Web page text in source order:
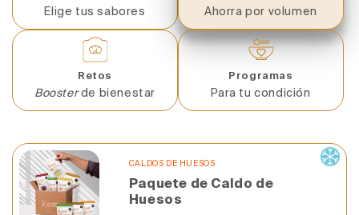
Elige tus sabores Ahorra por volumen
Retos
Boosterde bienestar
Programas
Para tu condición
CALDOS DE HUESOS
Paquete de Caldo de
Huesos